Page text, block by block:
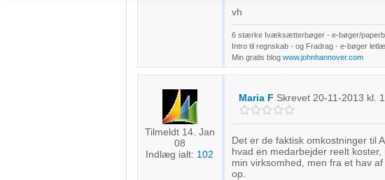
vh
6 stærke Ivæksætterbøger - e-bøger/
Intro til regnskab - og Fradrag - e-bøger
Min gratis blog www.johnhannover.com
Tilmeldt 14. Jan
08
Indlæg ialt: 102
Maria F Skrevet 20-11-2013 kl.
Det er de faktisk omkostninger til
hvad en medarbejder reelt
min virksomhed, men fra et hav
op.
Måle indholdseffektivitet
Forstå målgrupper gennem statistikker eller kombinationer af oplysninger fra
Udvikle og forbedre tjenester
Bruge begrænsede oplysninger til at vælge indhold